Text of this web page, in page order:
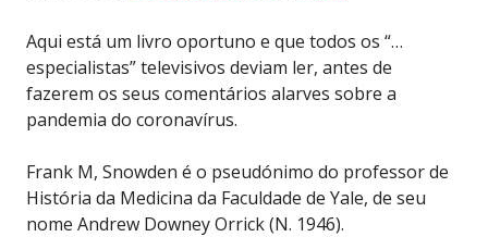
Aqui está um livro oportuno e que todos os “…
especialistas” televisivos deviam ler, antes de
fazerem os seus comentários alarves sobre a
pandemia do coronavírus.
Frank M, Snowden é o pseudónimo do professor de
História da Medicina da Faculdade de Yale, de seu
nome Andrew Downey Orrick (N. 1946).